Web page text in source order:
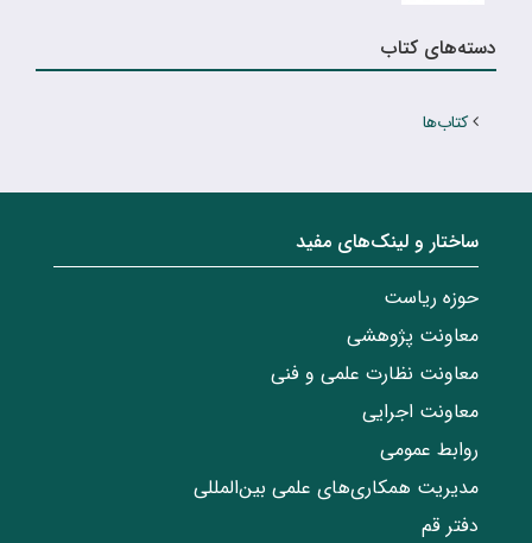
دسته‌های کتاب
کتاب‌ها
ساختار‌‌ و‌‌ لینک‌های مفید
حوزه ریاست
معاونت پژوهشی
معاونت نظارت علمی و فنی
معاونت اجرایی
روابط عمومی
مدیریت همکاری‌های علمی بین‌المللی
دفتر قم